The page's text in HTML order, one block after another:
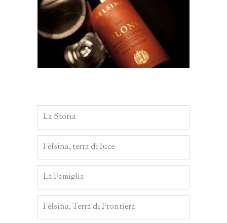
La Storia
Fèlsina, terra di luce
La Famiglia
Fèlsina, Terra di Frontiera